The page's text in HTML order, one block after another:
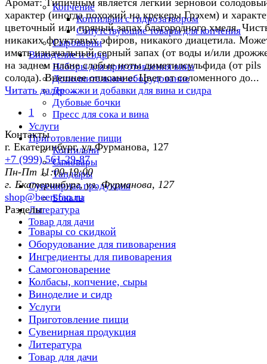
Копчение
Коптильни с гидрозатвором
Сопутствующие товары для копчения
Сыроварни
Виноделие и сидр
Наборы для приготовления вина
Дополнительное оборудование
Дрожжи и добавки для вина и сидра
Дубовые бочки
Пресс для сока и вина
Услуги
Приготовление пищи
Коптильни
Самовары
Тандыры
Сувенирная продукция
Бокалы
Литература
Товар для дачи
Аромат: Типичным является легкий зерновой
характер (иногда похожий на крекеры Грэхем) и
цветочный или пряный запах благородного хмеля.
никаких фруктовых эфиров, никакого диацетила.
иметь изначальный серный запах (от воды и/или
на заднем плане слабые ноты диметилсульфида (от pils
солода). Внешнее описание: Цвет от соломенного до...
Читать далее →
1
Контакты
г. Екатеринбург, ул.Фурманoва, 127
+7 (999) 561-29-87
Пн-Пт 11:00-19:00
г. Екатеринбург, ул. Фурманoва, 127
shop@beersfan.ru
Разделы
Товары со скидкой
Оборудование для пивоварения
Ингредиенты для пивоварения
Самогоноварение
Колбасы, копчение, сыры
Виноделие и сидр
Услуги
Приготовление пищи
Сувенирная продукция
Литература
Товар для дачи